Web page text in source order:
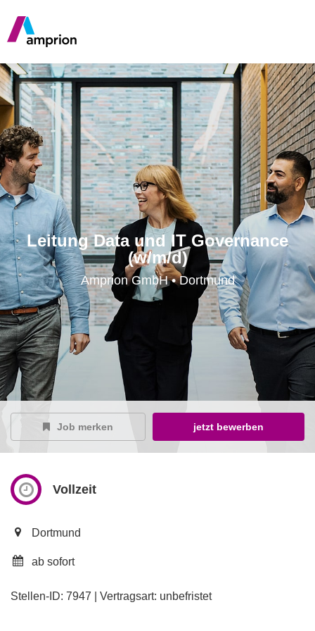
Leitung Data und IT Governance
(w/m/d)
Amprion GmbH • Dortmund
Job merken jetzt bewerben
Vollzeit
Dortmund
ab sofort
Stellen-ID: 7947 | Vertragsart: unbefristet